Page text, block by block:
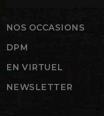
NOS OCCASIONS
DPM
EN VIRTUEL
NEWSLETTER